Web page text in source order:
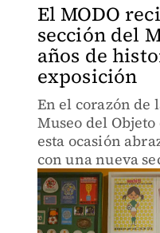
El MODO
sección del
años de
exposición
En el corazón de
Museo del
esta ocasión
con una nueva
Mundial 2026.